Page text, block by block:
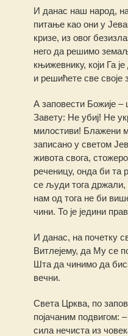
И данас наш народ,
питање као они у
кризе, из овог
него да решимо
књижевнику, који Га
и решићете све
А заповести Божије
Завету: Не убиј! Не
милостиви! Блажени
записано у светом
живота свога,
реченицу, онда би та
се људи тога држали,
нам од тога не би
чини. То је једини
И данас, на почетку
Витлејему, да Му се
Шта да чинимо да
вечни.
Света Црква, по
појачаним подвигом:
сила нечиста из